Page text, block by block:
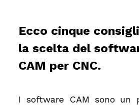
Ecco cinque
la scelta del
CAM per CNC.
I software CAM sono un